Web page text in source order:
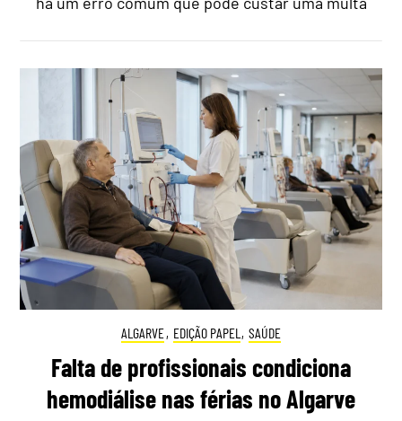
ALGARVE, EDIÇÃO PAPEL , SAÚDE
Falta de profissionais condiciona
hemodiálise nas férias no Algarve